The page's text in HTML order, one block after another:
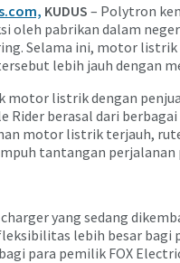
KUDUS – Polytron
oleh pabrikan dalam
Selama ini, motor
lebih jauh dengan
motor listrik dengan
Rider berasal dari
motor listrik terjauh,
tantangan perjalanan
yang sedang
lebih besar bagi
para pemilik FOX